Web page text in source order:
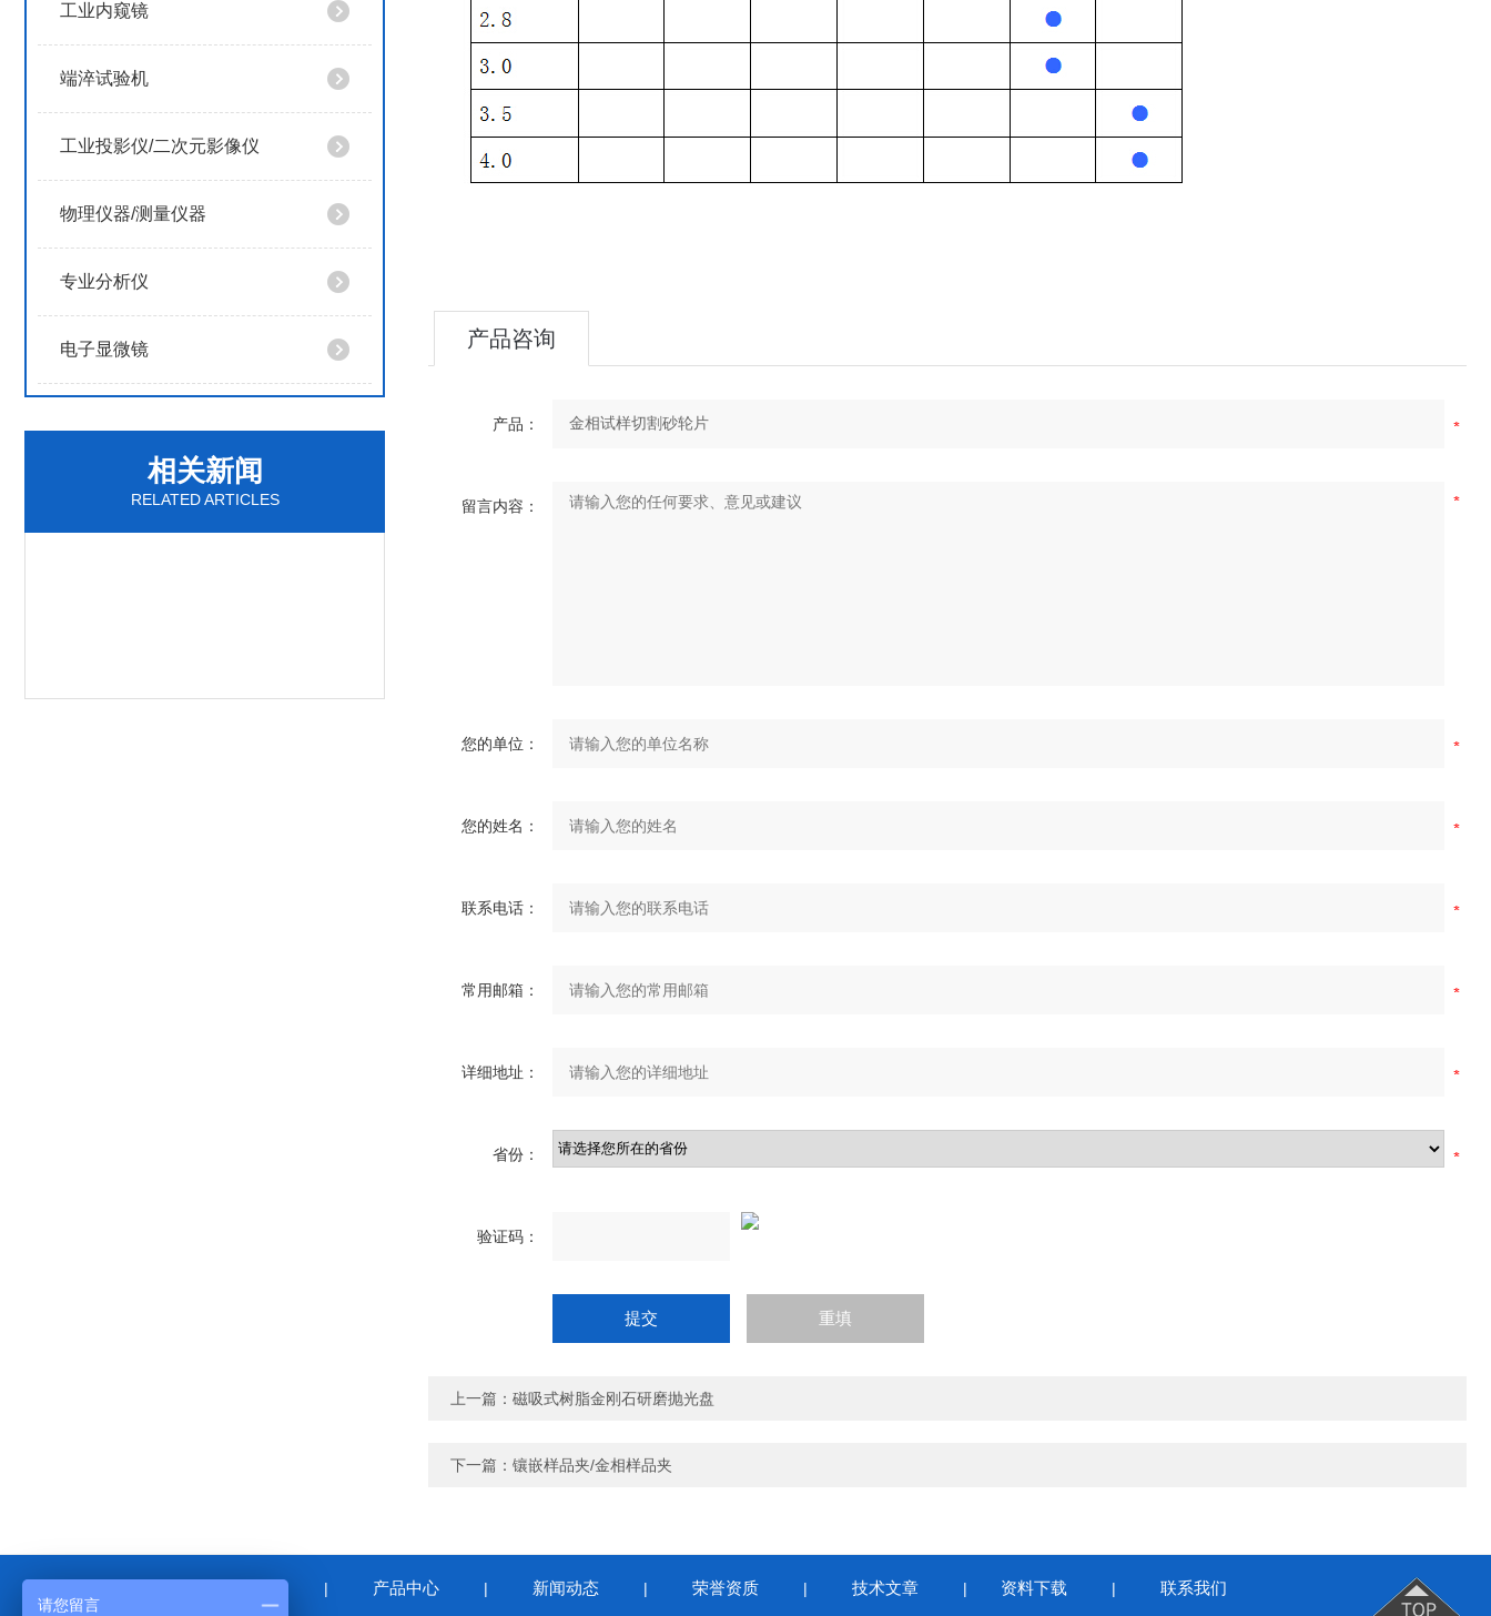
工业内窥镜
端淬试验机
工业投影仪/二次元影像仪
物理仪器/测量仪器
专业分析仪
电子显微镜
相关新闻
RELATED ARTICLES
产品咨询
产品：
留言内容：
您的单位：
您的姓名：
联系电话：
常用邮箱：
详细地址：
省份：
验证码：
上一篇： 磁吸式树脂金刚石研磨抛光盘
下一篇： 镶嵌样品夹/金相样品夹
| 产品中心 | 新闻动态 | 荣誉资质 | 技术文章 | 资料下载 | 联系我们
请您留言